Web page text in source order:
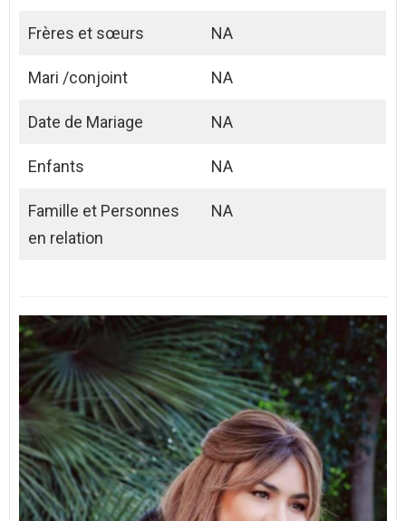
Frères et sœurs NA
Mari /conjoint NA
Date de Mariage NA
Enfants NA
Famille et Personnes
en relation
NA